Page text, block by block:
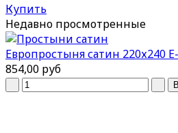
Купить
Недавно просмотренные
Европростыня сатин 220х240
854,00 руб